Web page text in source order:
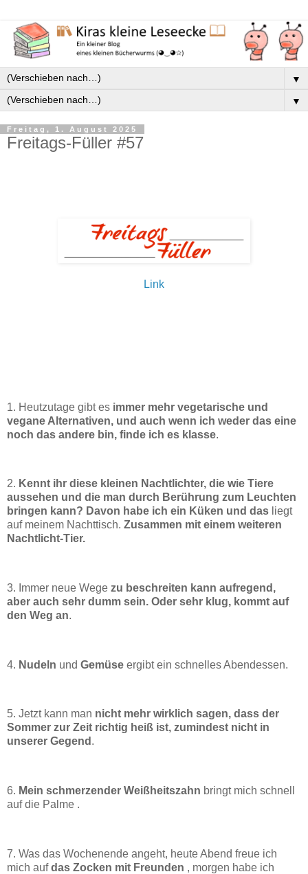
▼
▼
Freitag, 1. August 2025
Freitags-Füller #57
Link
1. Heutzutage gibt es immer mehr vegetarische und
vegane Alternativen, und auch wenn ich weder das eine
noch das andere bin, finde ich es klasse.
2. Kennt ihr diese kleinen Nachtlichter, die wie Tiere
aussehen und die man durch Berührung zum Leuchten
bringen kann? Davon habe ich ein Küken und das liegt
auf meinem Nachttisch. Zusammen mit einem weiteren
Nachtlicht-Tier.
3. Immer neue Wege zu beschreiten kann aufregend,
aber auch sehr dumm sein. Oder sehr klug, kommt auf
den Weg an.
4. Nudeln und Gemüse ergibt ein schnelles Abendessen.
5. Jetzt kann man nicht mehr wirklich sagen, dass der
Sommer zur Zeit richtig heiß ist, zumindest nicht in
unserer Gegend .
6. Mein schmerzender Weißheitszahn bringt mich schnell
auf die Palme .
7. Was das Wochenende angeht, heute Abend freue ich
mich aufdas Zocken mit Freunden , morgen habe ich